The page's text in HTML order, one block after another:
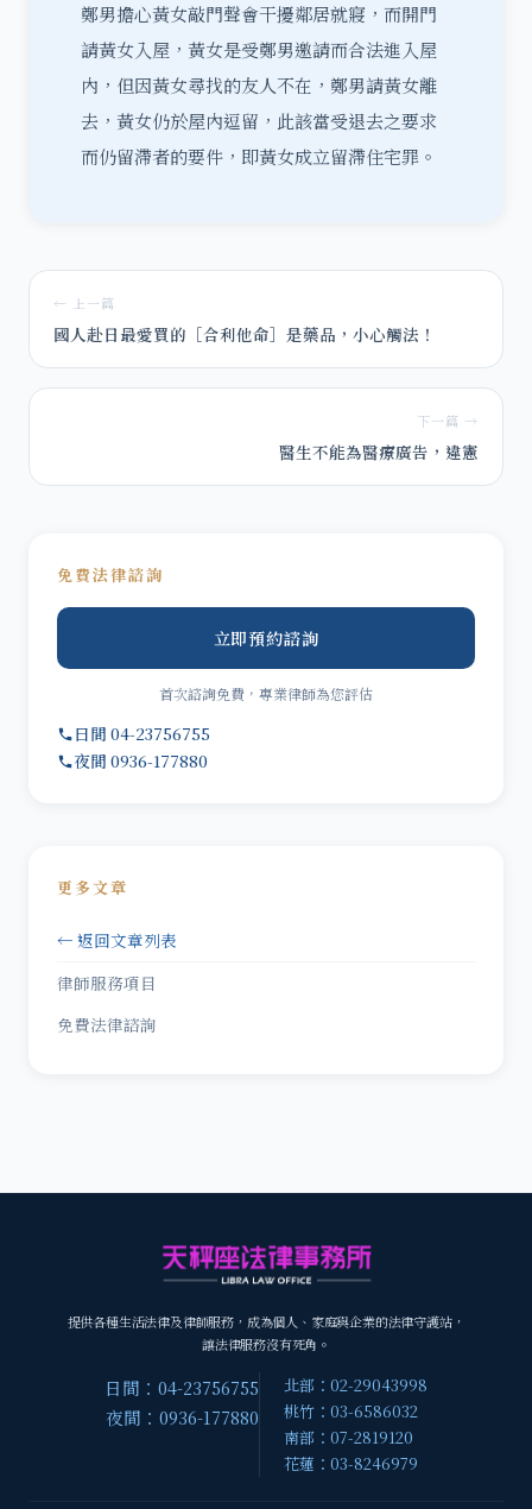
鄭男擔心黃女敲門聲會干擾鄰居就寢，而開門
請黃女入屋，黃女是受鄭男邀請而合法進入屋
內，但因黃女尋找的友人不在，鄭男請黃女離
去，黃女仍於屋內逗留，此該當受退去之要求
而仍留滯者的要件，即黃女成立留滯住宅罪。
← 上一篇
國人赴日最愛買的［合利他命］是藥品，小心觸法！
下一篇 →
醫生不能為醫療廣告，違憲
免費法律諮詢
立即預約諮詢
首次諮詢免費，專業律師為您評估
日間 04-23756755
夜間 0936-177880
更多文章
← 返回文章列表
律師服務項目
免費法律諮詢
提供各種生活法律及律師服務，成為個人、家庭與企業的法律守護站，
讓法律服務沒有死角。
日間：04-23756755
夜間：0936-177880
北部：02-29043998
桃竹：03-6586032
南部：07-2819120
花蓮：03-8246979